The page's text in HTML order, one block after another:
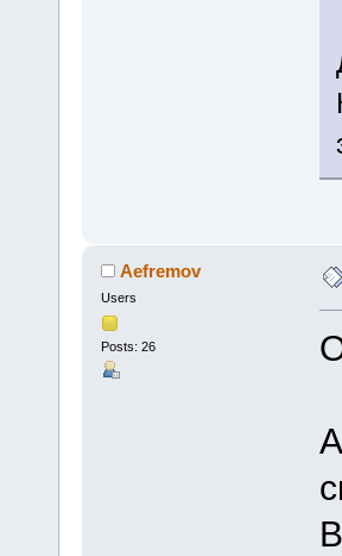
Aefremov
Users
Posts: 26